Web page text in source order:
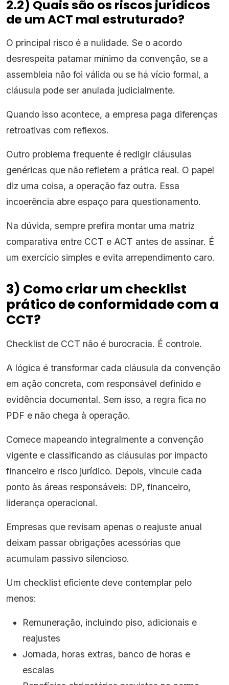
2.2) Quais são os riscos jurídicos
de um ACT mal estruturado?
O principal risco é a nulidade. Se o acordo
desrespeita patamar mínimo da convenção, se a
assembleia não foi válida ou se há vício formal, a
cláusula pode ser anulada judicialmente.
Quando isso acontece, a empresa paga diferenças
retroativas com reflexos.
Outro problema frequente é redigir cláusulas
genéricas que não refletem a prática real. O papel
diz uma coisa, a operação faz outra. Essa
incoerência abre espaço para questionamento.
Na dúvida, sempre prefira montar uma matriz
comparativa entre CCT e ACT antes de assinar. É
um exercício simples e evita arrependimento caro.
3) Como criar um checklist
prático de conformidade com a
CCT?
Checklist de CCT não é burocracia. É controle.
A lógica é transformar cada cláusula da convenção
em ação concreta, com responsável definido e
evidência documental. Sem isso, a regra fica no
PDF e não chega à operação.
Comece mapeando integralmente a convenção
vigente e classificando as cláusulas por impacto
financeiro e risco jurídico. Depois, vincule cada
ponto às áreas responsáveis: DP, financeiro,
liderança operacional.
Empresas que revisam apenas o reajuste anual
deixam passar obrigações acessórias que
acumulam passivo silencioso.
Um checklist eficiente deve contemplar pelo
menos:
Remuneração, incluindo piso, adicionais e
reajustes
Jornada, horas extras, banco de horas e
escalas